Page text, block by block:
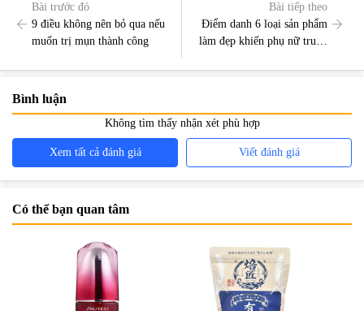
Bài trước đó
9 điều không nên bỏ qua nếu
muốn trị mụn thành công
Bài tiếp theo
Điểm danh 6 loại sản phẩm
làm đẹp khiến phụ nữ trung
Bình luận
Không tìm thấy nhận xét phù hợp
Xem tất cả đánh giá Viết đánh giá
Có thể bạn quan tâm